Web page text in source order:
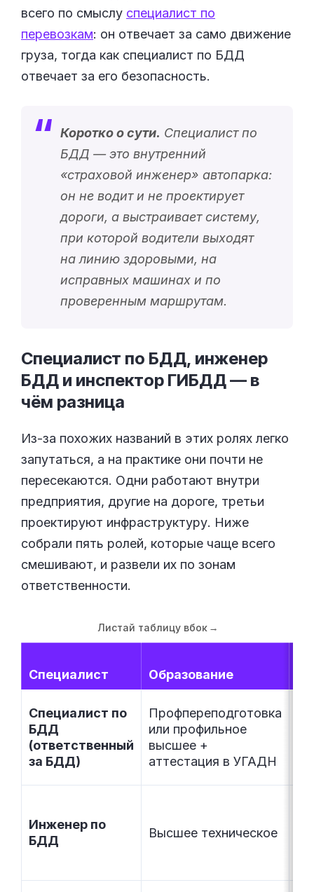
всего по смыслу специалист по
перевозкам: он отвечает за само движение
груза, тогда как специалист по БДД
отвечает за его безопасность.
Коротко о сути. Специалист по
БДД — это внутренний
«страховой инженер» автопарка:
он не водит и не проектирует
дороги, а выстраивает систему,
при которой водители выходят
на линию здоровыми, на
исправных машинах и по
проверенным маршрутам.
Специалист по БДД, инженер
БДД и инспектор ГИБДД — в
чём разница
Из-за похожих названий в этих ролях легко
запутаться, а на практике они почти не
пересекаются. Одни работают внутри
предприятия, другие на дороге, третьи
проектируют инфраструктуру. Ниже
собрали пять ролей, которые чаще всего
смешивают, и развели их по зонам
ответственности.
Листай таблицу вбок →
Специалист Образование
Специалист по
БДД
(ответственный
за БДД)
Профпереподготовка
или профильное
высшее +
аттестация в УГАДН
Инженер по
БДД
Высшее техническое